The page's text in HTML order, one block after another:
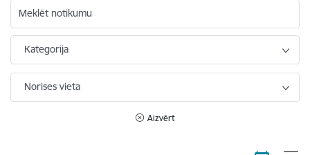
Meklēt notikumu
Kategorija
Norises vieta
Aizvērt